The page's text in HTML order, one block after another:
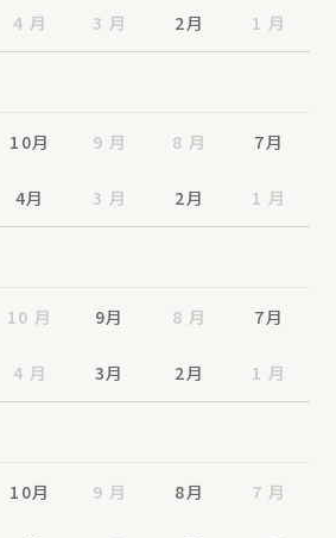
4 月 3 月 2月 1 月
10月 9 月 8 月 7月
4月 3 月 2月 1 月
10 月 9月 8 月 7月
4 月 3月 2月 1 月
10月 9 月 8月 7 月